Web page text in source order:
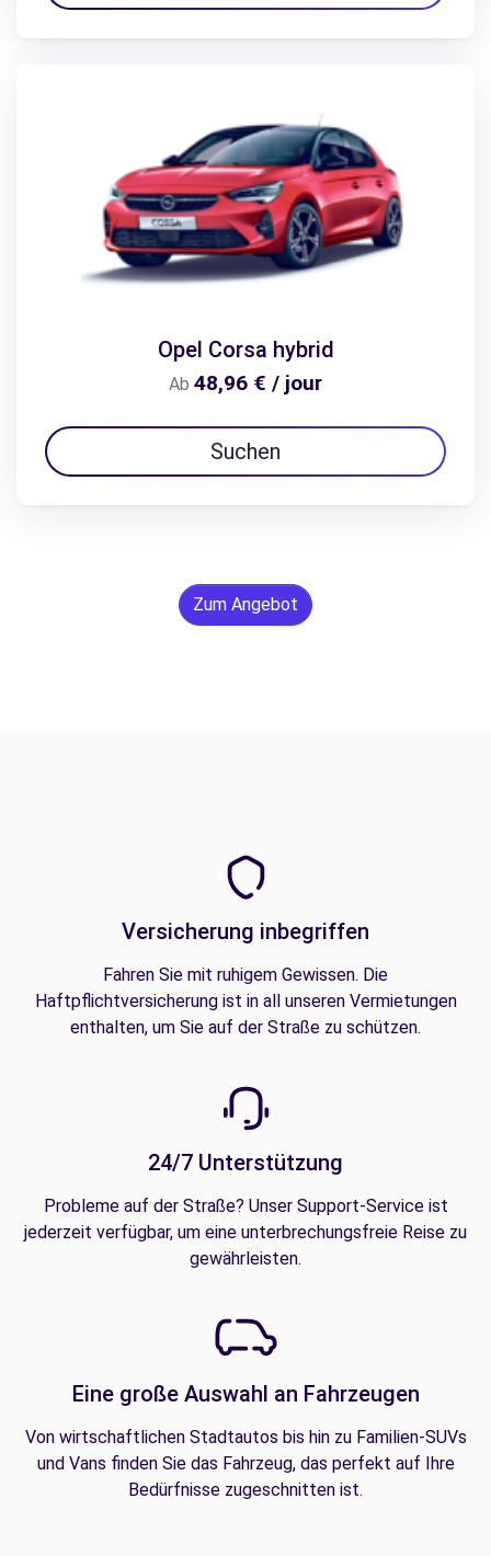
Opel Corsa hybrid
Ab 48,96 € / jour
Suchen
Zum Angebot
Versicherung inbegriffen
Fahren Sie mit ruhigem Gewissen. Die
Haftpflichtversicherung ist in all unseren Vermietungen
enthalten, um Sie auf der Straße zu schützen.
24/7 Unterstützung
Probleme auf der Straße? Unser Support-Service ist
jederzeit verfügbar, um eine unterbrechungsfreie Reise zu
gewährleisten.
Eine große Auswahl an Fahrzeugen
Von wirtschaftlichen Stadtautos bis hin zu Familien-SUVs
und Vans finden Sie das Fahrzeug, das perfekt auf Ihre
Bedürfnisse zugeschnitten ist.